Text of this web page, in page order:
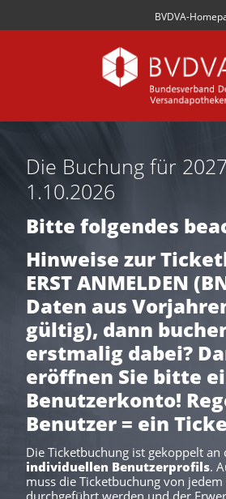
BVDVA-
Die Buchung für
1.10.2026
Bitte folgendes
Hinweise zur
ERST ANMELDEN
Daten aus
gültig), dann
erstmalig dabei?
eröffnen Sie bitte
Benutzerkonto!
Benutzer = ein
Die Ticketbuchung ist gekoppelt an
individuellen Benutzerprofils.
muss die Ticketbuchung von